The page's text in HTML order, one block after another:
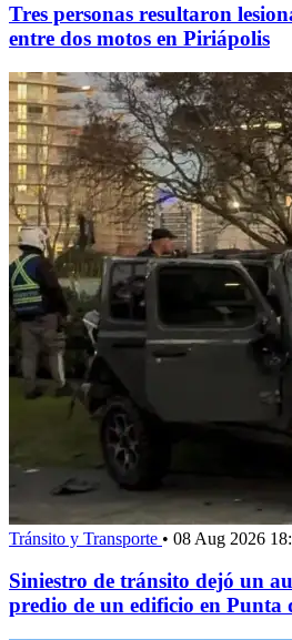
Tres personas resultaron
entre dos motos en Piriápolis
Tránsito y Transporte • 08 Aug 2026
Siniestro de tránsito dejó un
predio de un edificio en Punta